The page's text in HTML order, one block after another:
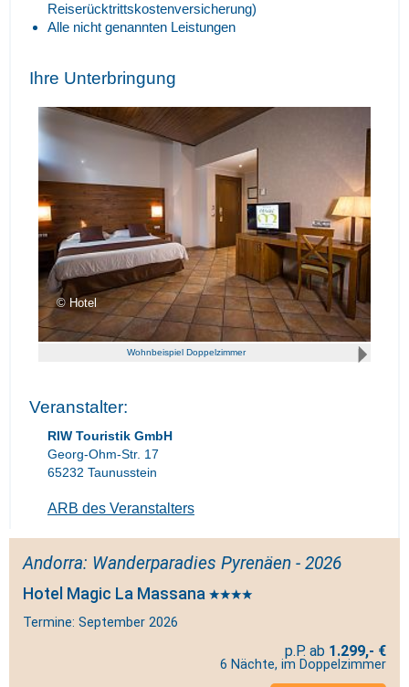
Reiserücktrittskostenversicherung)
Alle nicht genannten Leistungen
Ihre Unterbringung
Hotel
Wohnbeispiel Doppelzimmer
Veranstalter:
RIW Touristik GmbH
Georg-Ohm-Str. 17
65232 Taunusstein
ARB des Veranstalters
Andorra: Wanderparadies Pyrenäen - 2026
Hotel Magic La Massana
Termine: September 2026
1.299,- €
6 Nächte, im Doppelzimmer